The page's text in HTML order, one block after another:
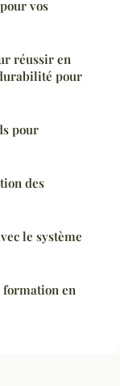
vos
réussir en
pour
pour
des
le système
en